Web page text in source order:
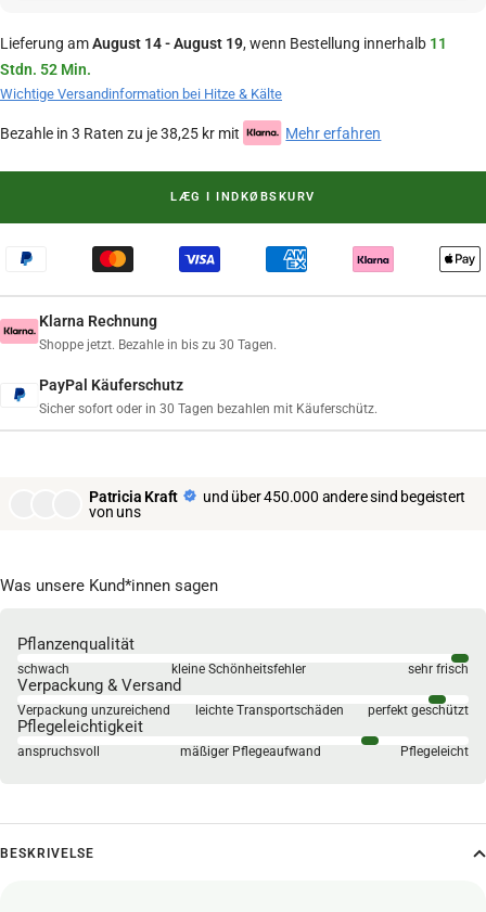
Lieferung amAugust 14 - August 19, wenn Bestellung innerhalb 11
Stdn. 52 Min.
Wichtige Versandinformation bei Hitze & Kälte
Bezahle in 3 Raten zu je 38,25 kr mit Mehr erfahren
LÆG I INDKØBSKURV
Klarna Rechnung
Shoppe jetzt. Bezahle in bis zu 30 Tagen.
PayPal Käuferschutz
Sicher sofort oder in 30 Tagen bezahlen mit Käuferschütz.
Patricia Kraft
und über 450.000 andere sind begeistert
von uns
Was unsere Kund*innen sagen
Pflanzenqualität
schwach kleine Schönheitsfehler sehr frisch
Verpackung & Versand
Verpackung unzureichend leichte Transportschäden perfekt geschützt
Pflegeleichtigkeit
anspruchsvoll mäßiger Pflegeaufwand Pflegeleicht
BESKRIVELSE